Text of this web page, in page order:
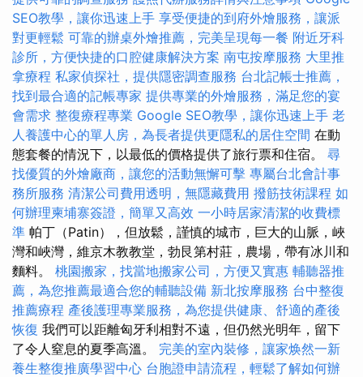
SEO教學，讓你迅速上手 享受便捷的到府外燴服務，讓派
對更輕鬆 可靠的辦桌外燴推薦，完美呈現每一餐 附近牙科
診所，方便快捷的口腔健康解決方案 南屯按摩服務 大里推
拿療程 私家偵探社，提供隱密調查服務 台北記帳士推薦，
找到最合適的記帳專家 提供專業的外燴服務，滿足您的宴
會需求 整復療程專業 Google SEO教學，讓你迅速上手 老
人養護中心的單人房，為長者提供更隱私的居住空間 在動
態套餐的情況下，以最低的價格提供了旅行票和住宿。 尋
找優質的外燴廠商，讓您的活動無懈可擊 專屬台北會計事
務所服務 清潔公司費用透明，無隱藏費用 撥筋技術課程 如
何辦理柬埔寨簽證，簡單又高效 一小時居家清潔的收費標
準 帕丁（Patin），但放鬆，謹慎的城市，巨大的山脈，峽
灣和峽灣，維京木教教堂，勃艮第村莊，農場，帶有冰川和
麵料。 桃園搬家，找當地搬家公司，方便又實惠 輔聽器推
薦，為您推薦最適合您的輔聽設備 新北按摩服務 台中整復
推薦療程 產後護理專業服務，為您提供健康、舒適的產後
恢復 我們可以距離匈牙利相對不遠，但仍然光明年，留下
了令人窒息的夏季高溫。 完美的室內裝修，讓家焕然一新
養生整復推廣學習中心 台胞證申請流程，輕鬆了解如何辦